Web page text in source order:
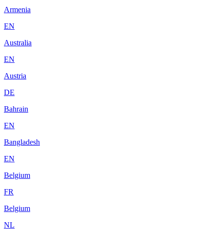
Armenia
EN
Australia
EN
Austria
DE
Bahrain
EN
Bangladesh
EN
Belgium
FR
Belgium
NL